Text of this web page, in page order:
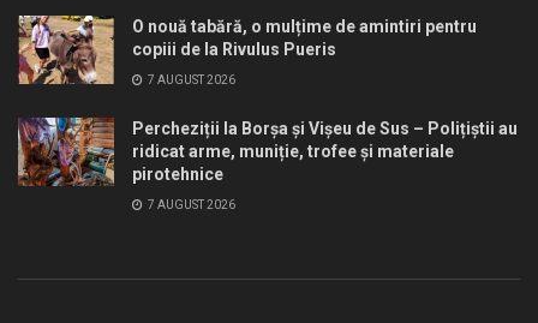
O nouă tabără, o mulțime de amintiri pentru
copiii de la Rivulus Pueris
7 AUGUST 2026
Percheziții la Borșa și Vișeu de Sus – Polițiștii au
ridicat arme, muniție, trofee și materiale
pirotehnice
7 AUGUST 2026